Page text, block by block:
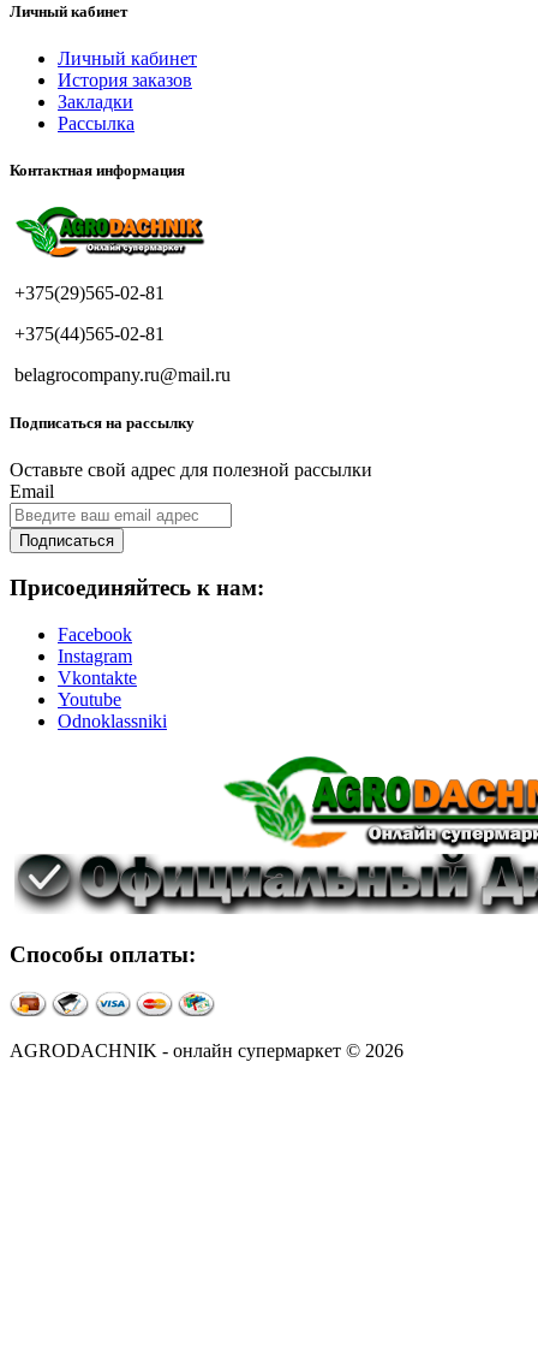
Личный кабинет
Личный кабинет
История заказов
Закладки
Рассылка
Контактная информация
+375(29)565-02-81
+375(44)565-02-81
belagrocompany.ru@mail.ru
Подписаться на рассылку
Оставьте свой адрес для полезной рассылки
Email
Подписаться
Присоединяйтесь к нам:
Facebook
Instagram
Vkontakte
Youtube
Odnoklassniki
Способы оплаты:
AGRODACHNIK - онлайн супермаркет © 2026